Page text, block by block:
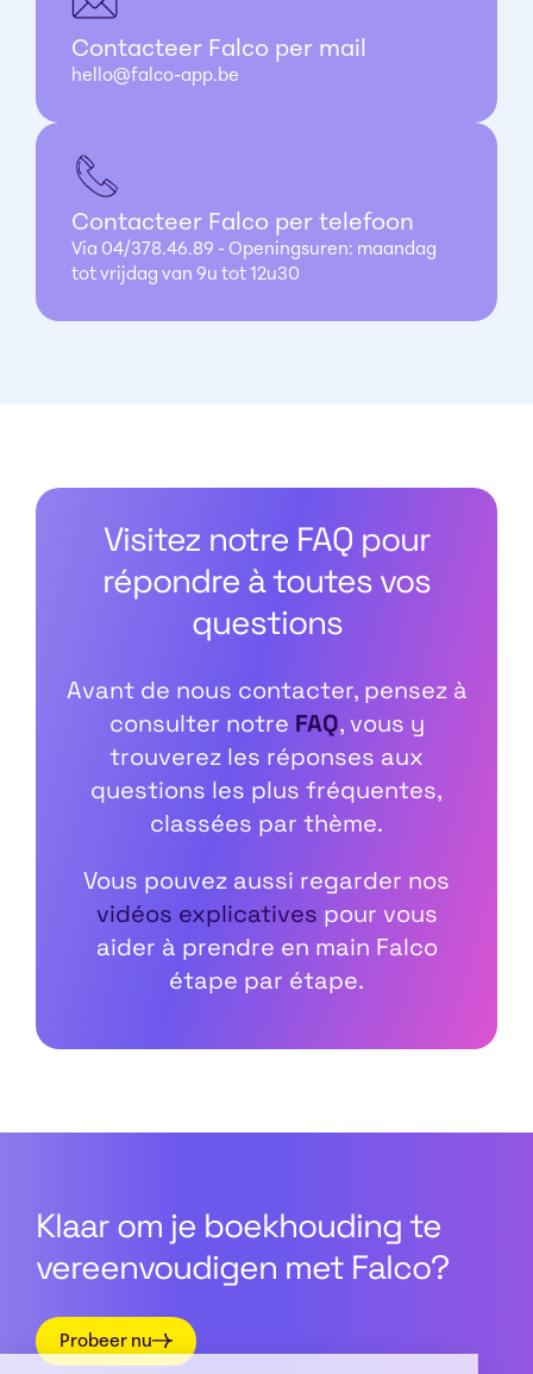
Contacteer Falco per mail
hello@falco-app.be
Contacteer Falco per telefoon
Via 04/378.46.89 - Openingsuren: maandag
tot vrijdag van 9u tot 12u30
Visitez notre FAQ pour
répondre à toutes vos
questions
Avant de nous contacter, pensez à
consulter notre FAQ, vous y
trouverez les réponses aux
questions les plus fréquentes,
classées par thème.
Vous pouvez aussi regarder nos
vidéos explicatives pour vous
aider à prendre en main Falco
étape par étape.
Klaar om je boekhouding te
vereenvoudigen met Falco?
Probeer nu